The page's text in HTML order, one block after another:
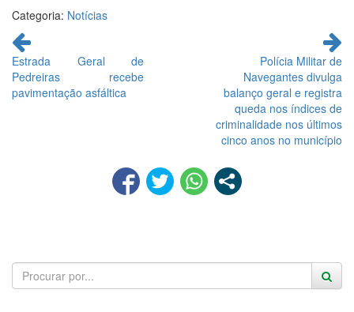
Categoria: Notícias
Continue
lendo
Estrada Geral de
Pedreiras recebe
pavimentação asfáltica
Polícia Militar de
Navegantes divulga
balanço geral e registra
queda nos índices de
criminalidade nos últimos
cinco anos no município